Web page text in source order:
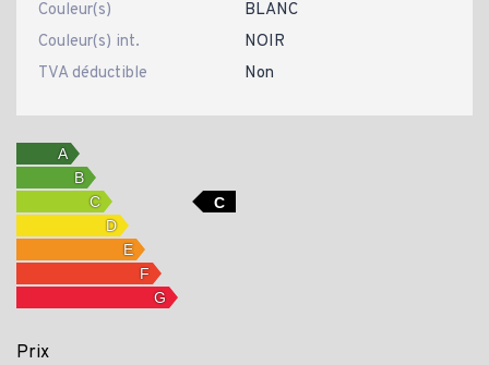
Couleur(s)
BLANC
Couleur(s) int.
NOIR
TVA déductible
Non
C
Prix